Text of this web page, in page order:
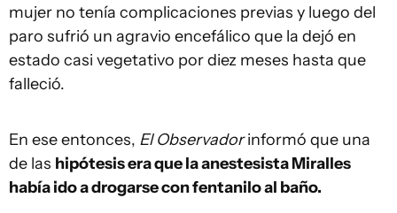
mujer no tenía complicaciones previas y luego del
paro sufrió un agravio encefálico que la dejó en
estado casi vegetativo por diez meses hasta que
falleció.
En ese entonces, El Observadorinformó que una
de las hipótesis era que la anestesista Miralles
había ido a drogarse con fentanilo al baño.